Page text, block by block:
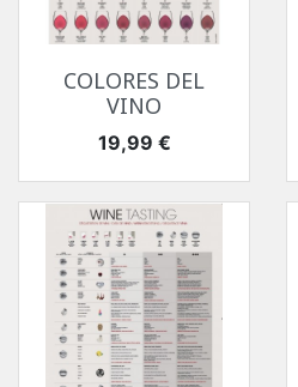
COLORES DEL
VINO
Precio
19,99 €